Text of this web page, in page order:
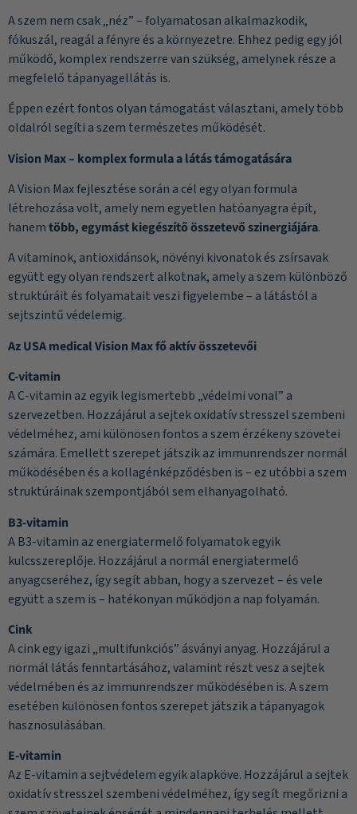
A szem nem csak „néz” – folyamatosan alkalmazkodik,
fókuszál, reagál a fényre és a környezetre. Ehhez pedig egy jól
működő, komplex rendszerre van szükség, amelynek része a
megfelelő tápanyagellátás is.
Éppen ezért fontos olyan támogatást választani, amely több
oldalról segíti a szem természetes működését.
Vision Max – komplex formula a látás támogatására
A Vision Max fejlesztése során a cél egy olyan formula
létrehozása volt, amely nem egyetlen hatóanyagra épít,
hanemtöbb, egymást kiegészítő összetevő szinergiájára.
A vitaminok, antioxidánsok, növényi kivonatok és zsírsavak
együtt egy olyan rendszert alkotnak, amely a szem különböző
struktúráit és folyamatait veszi figyelembe – a látástól a
sejtszintű védelemig.
Az USA medical Vision Max fő aktív összetevői
C-vitamin
A C-vitamin az egyik legismertebb „védelmi vonal” a
szervezetben. Hozzájárul a sejtek oxidatív stresszel szembeni
védelméhez, ami különösen fontos a szem érzékeny szövetei
számára. Emellett szerepet játszik az immunrendszer normál
működésében és a kollagénképződésben is – ez utóbbi a szem
struktúráinak szempontjából sem elhanyagolható.
B3-vitamin
A B3-vitamin az energiatermelő folyamatok egyik
kulcsszereplője. Hozzájárul a normál energiatermelő
anyagcseréhez, így segít abban, hogy a szervezet – és vele
együtt a szem is – hatékonyan működjön a nap folyamán.
Cink
A cink egy igazi „multifunkciós” ásványi anyag. Hozzájárul a
normál látás fenntartásához, valamint részt vesz a sejtek
védelmében és az immunrendszer működésében is. A szem
esetében különösen fontos szerepet játszik a tápanyagok
hasznosulásában.
E-vitamin
Az E-vitamin a sejtvédelem egyik alapköve. Hozzájárul a sejtek
oxidatív stresszel szembeni védelméhez, így segít megőrizni a